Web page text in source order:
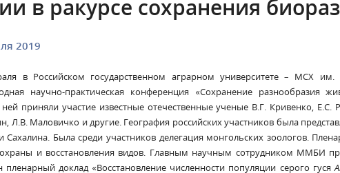
в ракурсе сохранения
2019
в Российском государственном аграрном университете – МСХ им.
научно-практическая конференция «Сохранение разнообразия
ней приняли участие известные отечественные ученые В.Г. Кривенко, Е.С.
Л.В. Маловичко и другие. География российских участников была
Сахалина. Была среди участников делегация монгольских зоологов.
и восстановления видов. Главным научным сотрудником ММБИ
пленарный доклад «Восстановление численности популяции серого гуся